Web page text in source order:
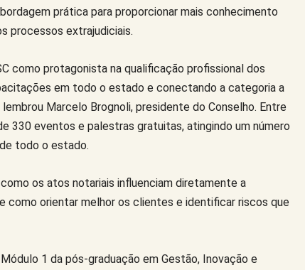
prática para proporcionar mais conhecimento
processos extrajudiciais.
como protagonista na qualificação profissional dos
em todo o estado e conectando a categoria a
Marcelo Brognoli, presidente do Conselho. Entre
330 eventos e palestras gratuitas, atingindo um número
todo o estado.
os atos notariais influenciam diretamente a
como orientar melhor os clientes e identificar riscos que
1 da pós-graduação em Gestão, Inovação e